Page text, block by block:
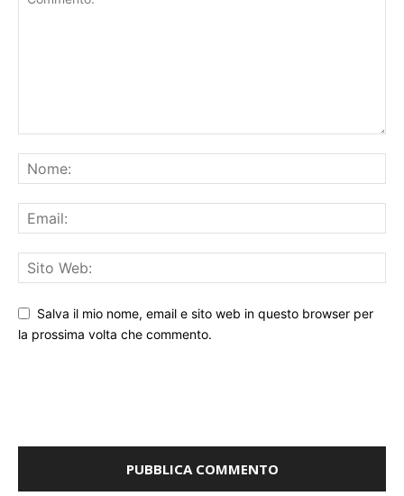
Salva il mio nome, email e sito web in questo browser per
la prossima volta che commento.